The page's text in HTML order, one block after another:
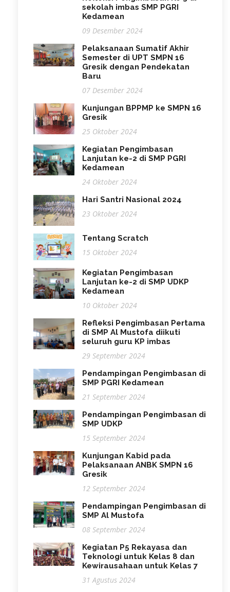
sekolah imbas SMP PGRI
Kedamean
09 Desember 2024
Pelaksanaan Sumatif Akhir
Semester di UPT SMPN 16
Gresik dengan Pendekatan
Baru
07 Desember 2024
Kunjungan BPPMP ke SMPN 16
Gresik
25 Oktober 2024
Kegiatan Pengimbasan
Lanjutan ke-2 di SMP PGRI
Kedamean
24 Oktober 2024
Hari Santri Nasional 2024
23 Oktober 2024
Tentang Scratch
15 Oktober 2024
Kegiatan Pengimbasan
Lanjutan ke-2 di SMP UDKP
Kedamean
10 Oktober 2024
Refleksi Pengimbasan Pertama
di SMP Al Mustofa diikuti
seluruh guru KP imbas
29 September 2024
Pendampingan Pengimbasan di
SMP PGRI Kedamean
21 September 2024
Pendampingan Pengimbasan di
SMP UDKP
15 September 2024
Kunjungan Kabid pada
Pelaksanaan ANBK SMPN 16
Gresik
12 September 2024
Pendampingan Pengimbasan di
SMP Al Mustofa
08 September 2024
Kegiatan P5 Rekayasa dan
Teknologi untuk Kelas 8 dan
Kewirausahaan untuk Kelas 7
31 Agustus 2024